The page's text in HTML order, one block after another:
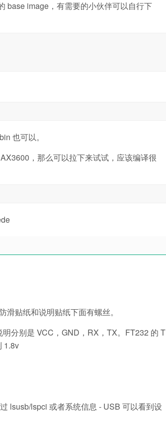
base image，有需要的小伙伴可以自行下
也可以。
，那么可以拉下来试试，应该编译很
贴纸和说明贴纸下面有螺丝。
分别是 VCC，GND，RX，TX。FT232 的 T
1.8v
lsusb/lspci 或者系统信息 - USB 可以看到设